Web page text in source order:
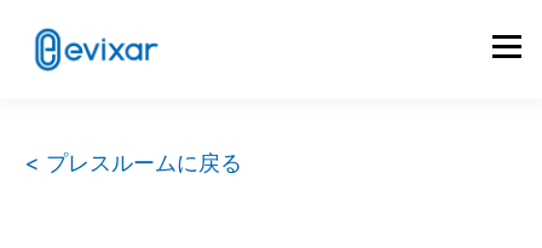
< プレスルームに戻る